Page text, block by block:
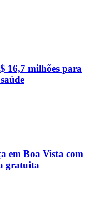
16,7 milhões para
em Boa Vista com
gratuita